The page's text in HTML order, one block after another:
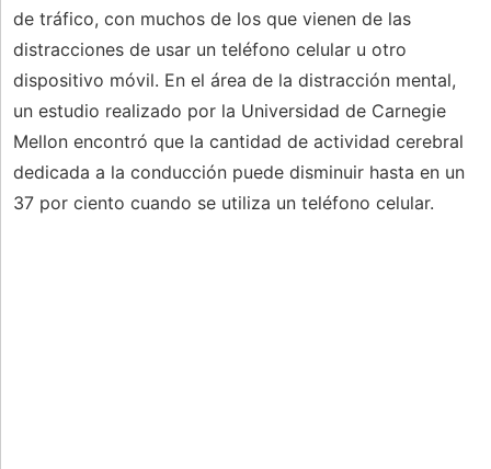
de tráfico, con muchos de los que vienen de las
distracciones de usar un teléfono celular u otro
dispositivo móvil. En el área de la distracción mental,
un estudio realizado por la Universidad de Carnegie
Mellon encontró que la cantidad de actividad cerebral
dedicada a la conducción puede disminuir hasta en un
37 por ciento cuando se utiliza un teléfono celular.